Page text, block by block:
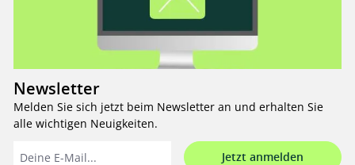
Newsletter
Melden Sie sich jetzt beim Newsletter an und erhalten Sie
alle wichtigen Neuigkeiten.
Jetzt anmelden